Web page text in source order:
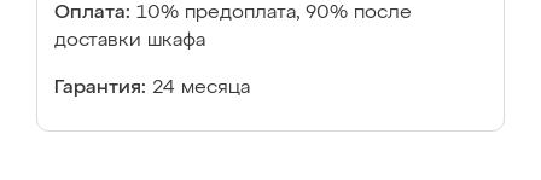
Оплата: 10% предоплата, 90% после
доставки шкафа
Гарантия: 24 месяца